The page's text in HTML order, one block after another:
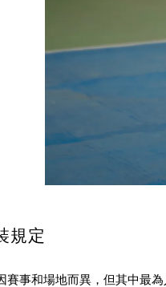
規定
賽事和場地而異，但其中最